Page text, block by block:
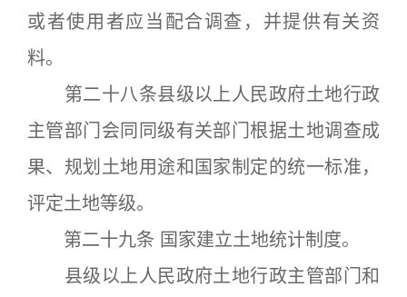
或者使用者应当配合调查，并提供有关资
料。
第二十八条县级以上人民政府土地行政
主管部门会同同级有关部门根据土地调查成
果、规划土地用途和国家制定的统一标准，
评定土地等级。
第二十九条 国家建立土地统计制度。
县级以上人民政府土地行政主管部门和